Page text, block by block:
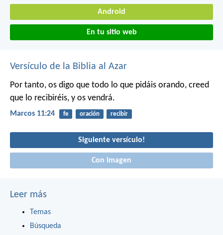
Android
En tu sitio web
Versículo de la Biblia al Azar
Por tanto, os digo que todo lo que pidáis orando, creed
que lo recibiréis, y os vendrá.
Marcos 11:24 fe oración recibir
Siguiente versículo!
Con imagen
Leer más
Temas
Búsqueda